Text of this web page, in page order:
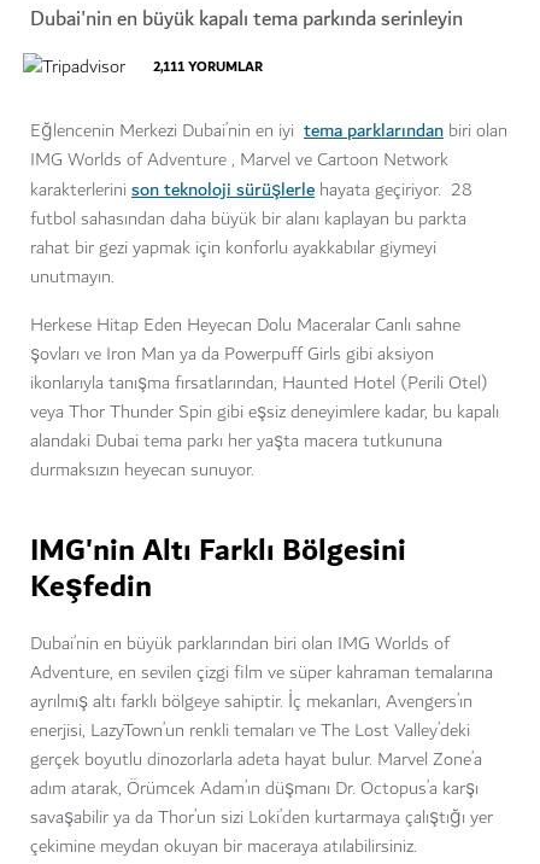
Dubai'nin en büyük kapalı tema parkında serinleyin
2,111YORUMLAR
Eğlencenin Merkezi Dubai’nin en iyi tema parklarından biri olan
IMG Worlds of Adventure , Marvel ve Cartoon Network
karakterlerini son teknoloji sürüşlerle hayata geçiriyor. 28
futbol sahasından daha büyük bir alanı kaplayan bu parkta
rahat bir gezi yapmak için konforlu ayakkabılar giymeyi
unutmayın.
Herkese Hitap Eden Heyecan Dolu Maceralar Canlı sahne
şovları ve Iron Man ya da Powerpuff Girls gibi aksiyon
ikonlarıyla tanışma fırsatlarından, Haunted Hotel (Perili Otel)
veya Thor Thunder Spin gibi eşsiz deneyimlere kadar, bu kapalı
alandaki Dubai tema parkı her yaşta macera tutkununa
durmaksızın heyecan sunuyor.
IMG'nin Altı Farklı Bölgesini
Keşfedin
Dubai’nin en büyük parklarından biri olan IMG Worlds of
Adventure, en sevilen çizgi film ve süper kahraman temalarına
ayrılmış altı farklı bölgeye sahiptir. İç mekanları, Avengers’ın
enerjisi, LazyTown’un renkli temaları ve The Lost Valley’deki
gerçek boyutlu dinozorlarla adeta hayat bulur. Marvel Zone’a
adım atarak, Örümcek Adam’ın düşmanı Dr. Octopus’a karşı
savaşabilir ya da Thor’un sizi Loki’den kurtarmaya çalıştığı yer
çekimine meydan okuyan bir maceraya atılabilirsiniz.